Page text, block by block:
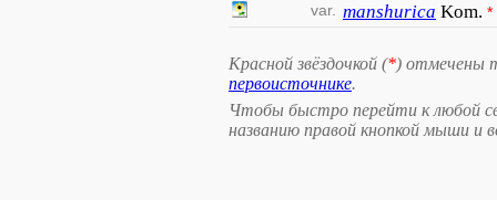
var. manshurica Kom. *
Красной звёздочкой (*) отмечены
первоисточнике.
Чтобы быстро перейти к любой
названию правой кнопкой мыши и